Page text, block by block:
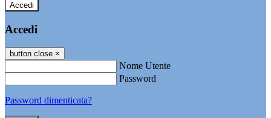
Accedi
Accedi
button close ×
Nome Utente
Password
Password dimenticata?